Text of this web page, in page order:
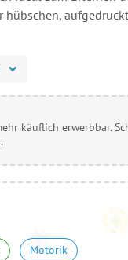
hübschen,
käuflich erwerbbar.
Motorik